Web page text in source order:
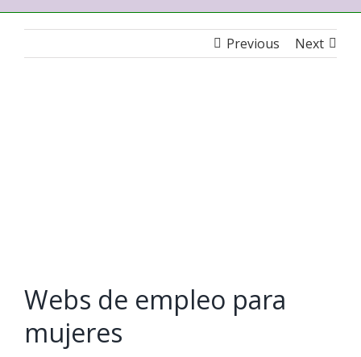
Previous Next
Webs de empleo para
mujeres